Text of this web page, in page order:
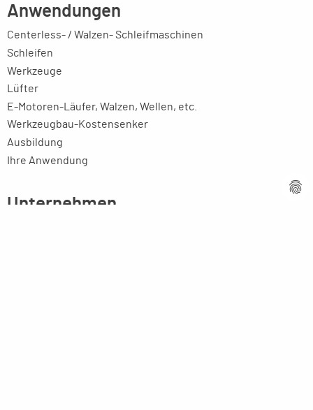
Anwendungen
Centerless- / Walzen- Schleifmaschinen
Schleifen
Werkzeuge
Lüfter
E-Motoren-Läufer, Walzen, Wellen, etc.
Werkzeugbau-Kostensenker
Ausbildung
Ihre Anwendung
Unternehmen